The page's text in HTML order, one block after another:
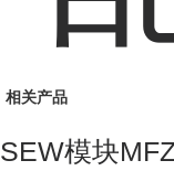
相关产品
SEW模块